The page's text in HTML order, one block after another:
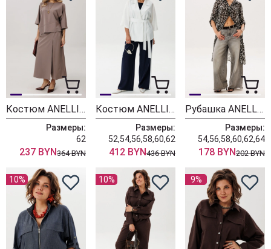
Костюм ANELLI LAUREL 1793-2 пустынная гладь
Размеры:
62
237 BYN364 BYN
Костюм ANELLI LAUREL 1906 синий ирис
Размеры:
52,54,56,58,60,62
412 BYN436 BYN
Рубашка ANELLI LAUREL 1904 лео
Размеры:
54,56,58,60,62,64
178 BYN202 BYN
10% 10% 9%